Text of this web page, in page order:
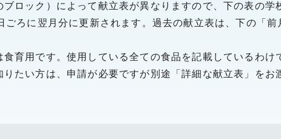
ロック）によって献立表が異なりますので、下の表の学
ごろに翌月分に更新されます。過去の献立表は、下の「
育用です。使用している全ての食品を記載しているわけ
たい方は、申請が必要ですが別途「詳細な献立表」をお